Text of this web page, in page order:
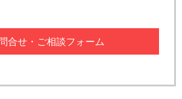
合せ・ご相談フォーム